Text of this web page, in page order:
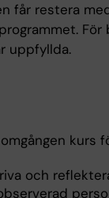
får restera
uppfyllda.
kurs
och